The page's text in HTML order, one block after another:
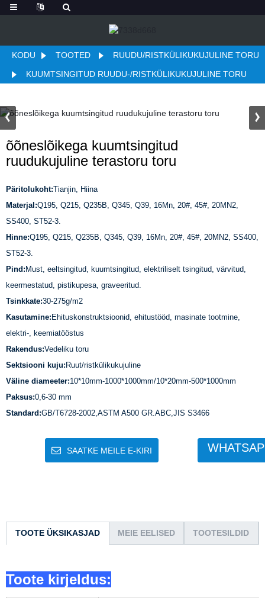
KODU TOOTED
RUUDU/RISTKÜLIKUKUJULINE TORU
KUUMTSINGITUD RUUDU-/RISTKÜLIKUKUJULINE TORU
õõneslõikega kuumtsingitud
ruudukujuline terastoru toru
Päritolukoht:Tianjin, Hiina
Materjal:Q195, Q215, Q235B, Q345, Q39, 16Mn, 20#, 45#, 20MN2,
SS400, ST52-3.
Hinne:Q195, Q215, Q235B, Q345, Q39, 16Mn, 20#, 45#, 20MN2, SS400,
ST52-3.
Pind: Must, eeltsingitud, kuumtsingitud, elektriliselt tsingitud, värvitud,
keermestatud, pistikupesa, graveeritud.
Tsinkkate:30-275g/m2
Kasutamine: Ehituskonstruktsioonid, ehitustööd, masinate tootmine,
elektri-, keemiatööstus
Rakendus:Vedeliku toru
Sektsiooni kuju: Ruut/ristkülikukujuline
Väline diameeter:10*10mm-1000*1000mm/10*20mm-500*1000mm
Paksus:0,6-30 mm
Standard:GB/T6728-2002,ASTM A500 GR.ABC,JIS S3466
SAATKE MEILE E-KIRI
TOOTE ÜKSIKASJAD MEIE EELISED TOOTESILDID
Toote kirjeldus: